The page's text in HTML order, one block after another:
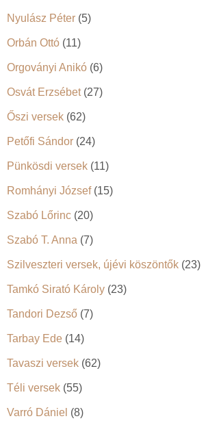
Nyulász Péter (5)
Orbán Ottó (11)
Orgoványi Anikó (6)
Osvát Erzsébet(27)
Őszi versek (62)
Petőfi Sándor (24)
Pünkösdi versek (11)
Romhányi József(15)
Szabó Lőrinc (20)
Szabó T. Anna (7)
Szilveszteri versek, újévi köszöntők (23)
Tamkó Sirató Károly (23)
Tandori Dezső (7)
Tarbay Ede (14)
Tavaszi versek (62)
Téli versek (55)
Varró Dániel (8)